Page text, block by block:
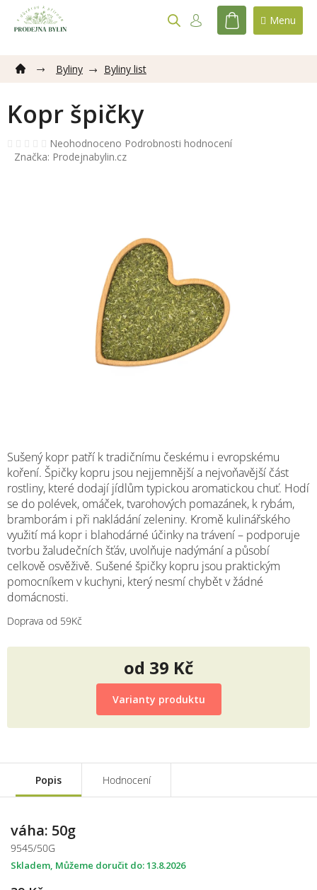
obsah
NÁKUPNÍ
Byliny Byliny list
Kopr špičky
Průměrné
hodnocení
Neohodnoceno Podrobnosti hodnocení
Značka: Prodejnabylin.cz
Sušený kopr patří k tradičnímu českému i evropskému
koření. Špičky kopru jsou nejjemnější a nejvoňavější část
rostliny, které dodají jídlům typickou aromatickou chuť. Hodí
se do polévek, omáček, tvarohových pomazánek, k rybám,
bramborám i při nakládání zeleniny. Kromě kulinářského
využití má kopr i blahodárné účinky na trávení – podporuje
tvorbu žaludečních šťáv, uvolňuje nadýmání a působí
celkově osvěživě. Sušené špičky kopru jsou praktickým
pomocníkem v kuchyni, který nesmí chybět v žádné
domácnosti.
Doprava od 59Kč
od 39 Kč
Měrná
cena:
Varianty produktu
Popis Hodnocení
váha: 50g
9545/50G
Skladem 13.8.2026